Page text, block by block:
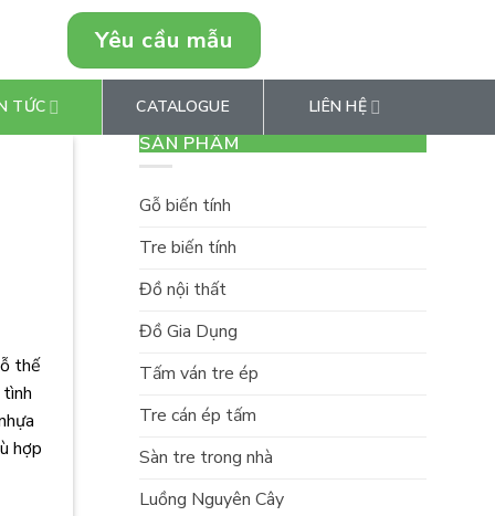
Yêu cầu mẫu
TỨC CATALOGUE LIÊN HỆ
thế
hợp
SẢN PHẨM
Gỗ biến tính
Tre biến tính
Đồ nội thất
Đồ Gia Dụng
Tấm ván tre ép
Tre cán ép tấm
Sàn tre trong nhà
Luồng Nguyên Cây